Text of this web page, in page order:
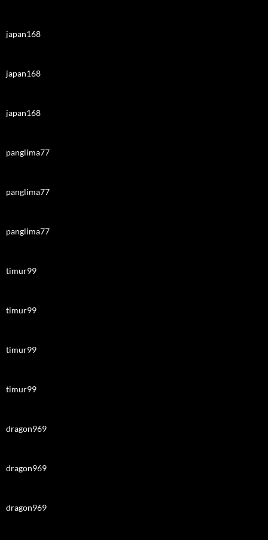
japan168
japan168
japan168
panglima77
panglima77
panglima77
timur99
timur99
timur99
timur99
dragon969
dragon969
dragon969